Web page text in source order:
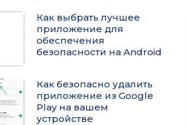
Как выбрать лучшее
приложение для
обеспечения
безопасности на Android
Как безопасно удалить
приложение из Google
Play на вашем
устройстве